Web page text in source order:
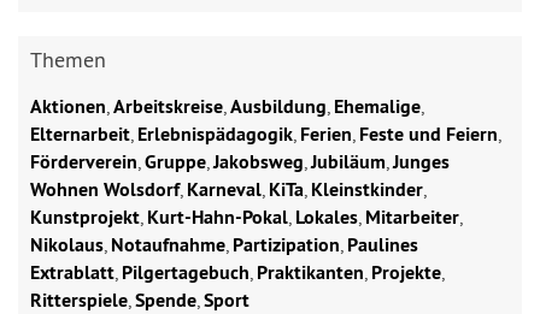
Themen
Aktionen Arbeitskreise Ausbildung Ehemalige
Elternarbeit Erlebnispädagogik Ferien Feste und Feiern
Förderverein Gruppe Jakobsweg Jubiläum Junges
Wohnen Wolsdorf, Karneval KiTa Kleinstkinder
Kunstprojekt Kurt-Hahn-Pokal Lokales Mitarbeiter
Nikolaus Notaufnahme Partizipation Paulines
Extrablatt Pilgertagebuch Praktikanten Projekte
Ritterspiele Spende Sport